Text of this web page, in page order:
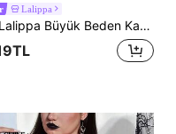
Lalippa
Lalippa Büyük Beden Kadın V Yaka Tam Baskılı Günlük Uzun Kollu Sweatshirt